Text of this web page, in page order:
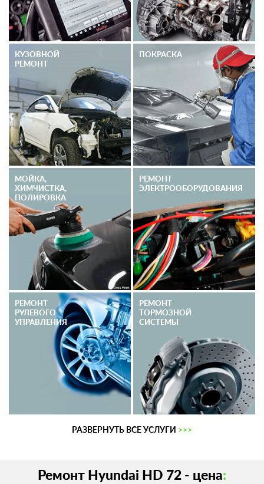
КУЗОВНОЙ
РЕМОНТ
ПОКРАСКА
МОЙКА,
ХИМЧИСТКА,
ПОЛИРОВКА
РЕМОНТ
ЭЛЕКТРО­ОБОРУДОВАНИЯ
РЕМОНТ
РУЛЕВОГО
УПРАВЛЕНИЯ
РЕМОНТ
ТОРМОЗНОЙ
СИСТЕМЫ
РАЗВЕРНУТЬ ВСЕ УСЛУГИ >>>
Ремонт Hyundai HD 72 - цена: